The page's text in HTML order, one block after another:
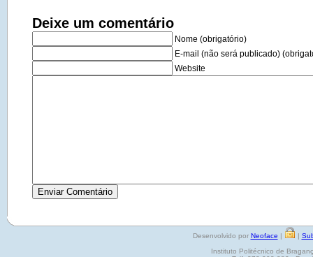
Deixe um comentário
Nome (obrigatório)
E-mail (não será publicado)
Website
Desenvolvido por Neoface | |
Instituto Politécnico de